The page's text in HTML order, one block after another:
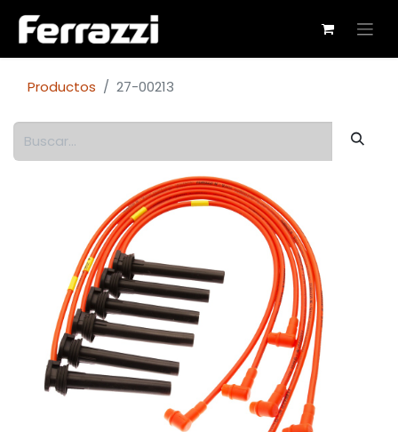
Productos 27-00213